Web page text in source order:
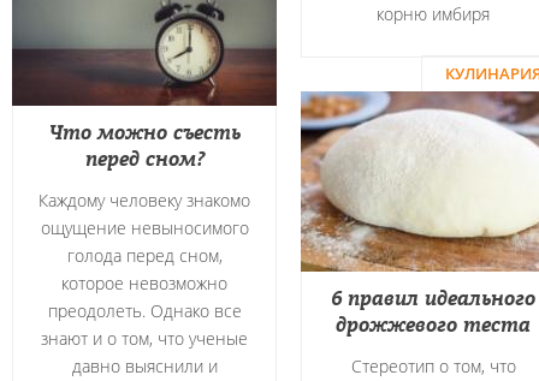
корню имбиря
Что можно съесть
перед сном?
Каждому человеку знакомо
ощущение невыносимого
голода перед сном,
которое невозможно
преодолеть. Однако все
знают и о том, что ученые
давно выяснили и
6 правил идеального
дрожжевого теста
Стереотип о том, что